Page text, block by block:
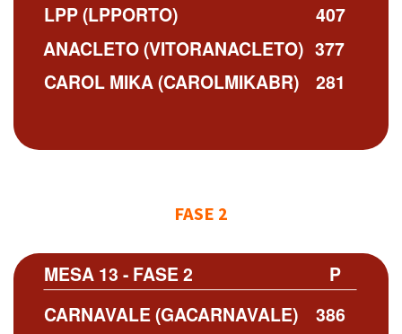
407
377
LPP (LPPORTO)
ANACLETO (VITORANACLETO)
281
CAROL MIKA (CAROLMIKABR)
FASE 2
P
MESA 13 - FASE 2
386
CARNAVALE (GACARNAVALE)